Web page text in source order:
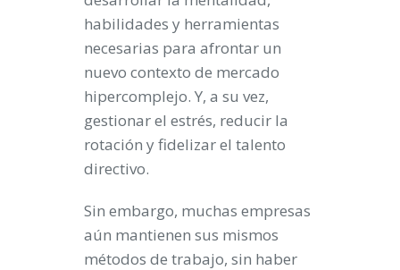
habilidades y herramientas
necesarias para afrontar un
nuevo contexto de mercado
hipercomplejo. Y, a su vez,
gestionar el estrés, reducir la
rotación y fidelizar el talento
directivo.
Sin embargo, muchas empresas
aún mantienen sus mismos
métodos de trabajo, sin haber